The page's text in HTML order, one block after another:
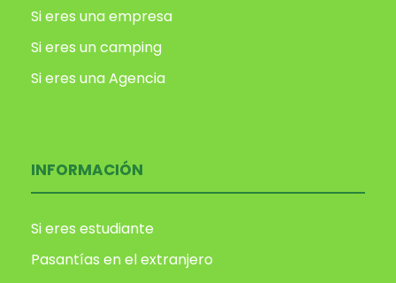
Si eres una empresa
Si eres un camping
Si eres una Agencia
INFORMACIÓN
Si eres estudiante
Pasantías en el extranjero